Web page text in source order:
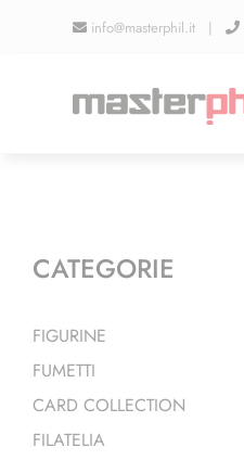
info@masterphil.it |
CATEGORIE
FIGURINE
FUMETTI
CARD COLLECTION
FILATELIA